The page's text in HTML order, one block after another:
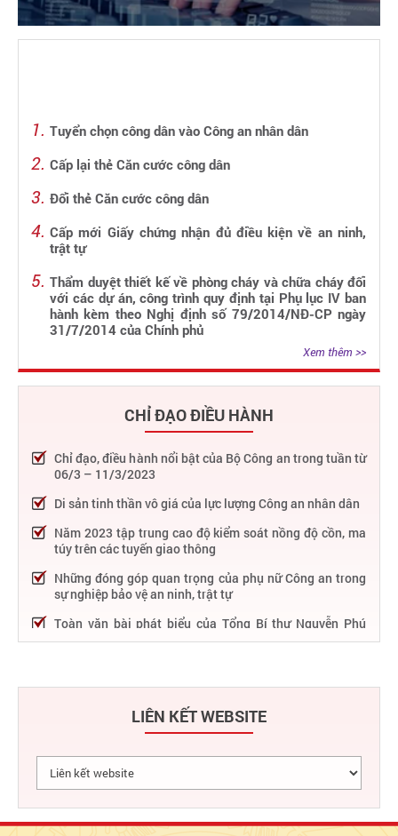
Tuyển chọn công dân vào Công an nhân dân
Cấp lại thẻ Căn cước công dân
Đổi thẻ Căn cước công dân
Cấp mới Giấy chứng nhận đủ điều kiện về an ninh,
trật tự
Thẩm duyệt thiết kế về phòng cháy và chữa cháy đối
với các dự án, công trình quy định tại Phụ lục IV ban
hành kèm theo Nghị định số 79/2014/NĐ-CP ngày
31/7/2014 của Chính phủ
Xem thêm >>
CHỈ ĐẠO ĐIỀU HÀNH
Chỉ đạo, điều hành nổi bật của Bộ Công an trong tuần từ
06/3 – 11/3/2023
Di sản tinh thần vô giá của lực lượng Công an nhân dân
Năm 2023 tập trung cao độ kiểm soát nồng độ cồn, ma
túy trên các tuyến giao thông
Những đóng góp quan trọng của phụ nữ Công an trong
sự nghiệp bảo vệ an ninh, trật tự
Toàn văn bài phát biểu của Tổng Bí thư Nguyễn Phú
Trọng tại Lễ kỷ niệm 75 năm Công an nhân dân học tập,
75 năm thực hiện Sáu điều Bác Hồ dạy - Lực lượng Công
quên thân, vì dân phục vụ"
27/2 – 04/3/2023
Phát huy thành tựu 50 năm phát triển công nghệ thông
tin trong Công an nhân dân
LIÊN KẾT WEBSITE